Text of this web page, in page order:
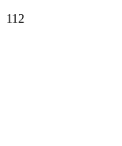
112